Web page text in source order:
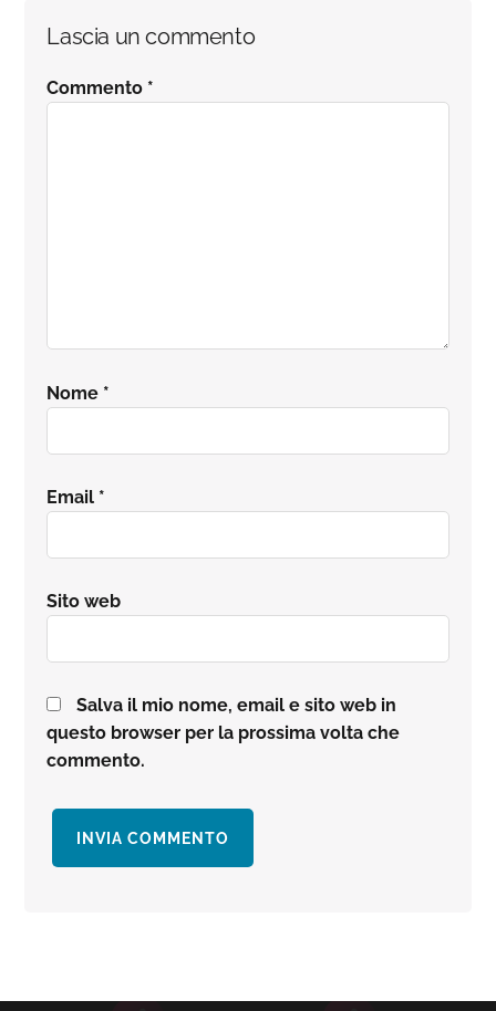
Interazioni
del
Lascia un commento
Commento *
Nome *
Email *
Sito web
Salva il mio nome, email e sito web in
questo browser per la prossima volta che
commento.